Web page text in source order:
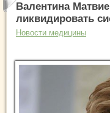
Валентина
ликвидировать
Новости медицины